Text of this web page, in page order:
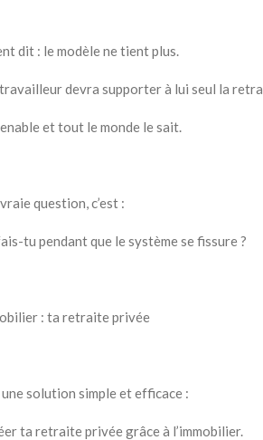
dit : le modèle ne tient plus.
devra supporter à lui seul la
et tout le monde le sait.
question, c’est :
tu pendant que le système se fissure ?
: ta retraite privée
solution simple et efficace :
ta retraite privée grâce à l’immobilier.